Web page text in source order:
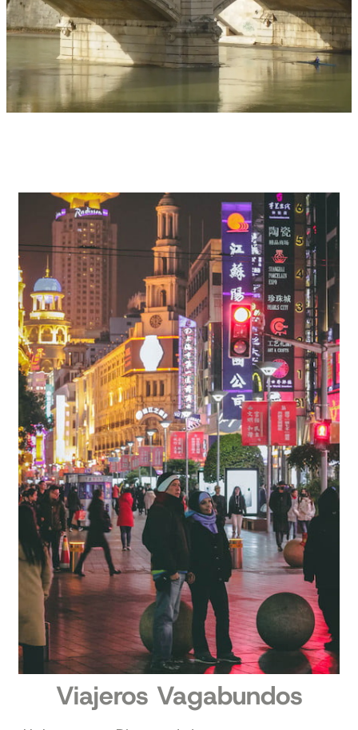
Viajeros Vagabundos